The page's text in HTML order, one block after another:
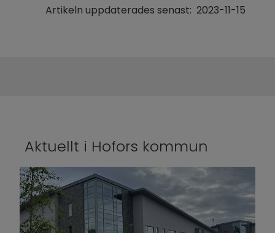
Artikeln uppdaterades senast: 2023-11-15
Aktuellt i Hofors kommun